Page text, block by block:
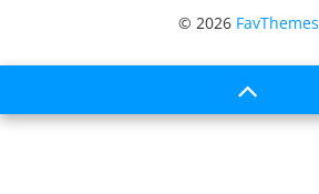
© 2026 FavThemes